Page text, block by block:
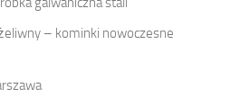
– kominki nowoczesne